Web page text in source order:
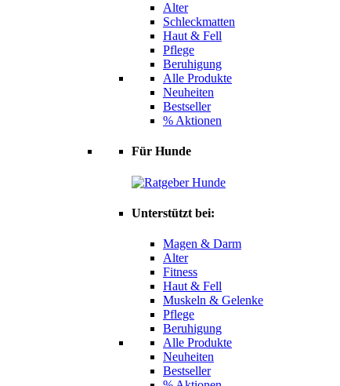
Alter
Schleckmatten
Haut & Fell
Pflege
Beruhigung
Alle Produkte
Neuheiten
Bestseller
% Aktionen
Für Hunde
Unterstützt bei:
Magen & Darm
Alter
Fitness
Haut & Fell
Muskeln & Gelenke
Pflege
Beruhigung
Alle Produkte
Neuheiten
Bestseller